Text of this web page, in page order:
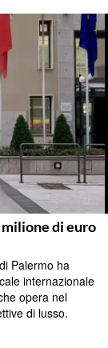
di euro
Palermo ha
internazionale
opera nel
di lusso.